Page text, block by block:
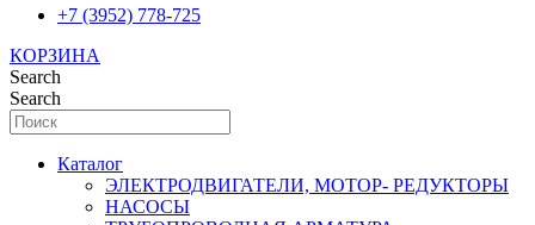
+7 (3952) 778-725
КОРЗИНА
Search
Search
Каталог
ЭЛЕКТРОДВИГАТЕЛИ, МОТОР- РЕДУКТОРЫ
НАСОСЫ